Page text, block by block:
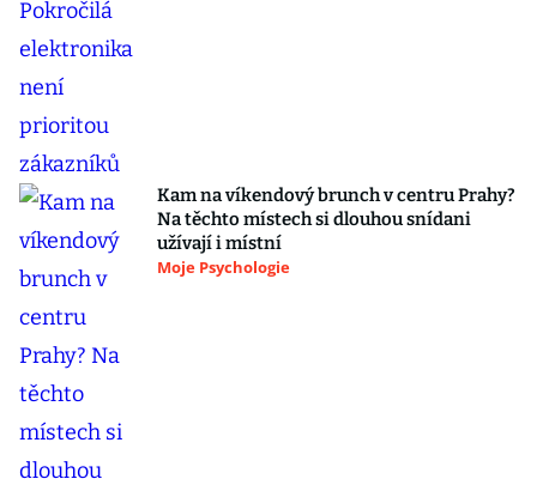
Kam na víkendový brunch v centru Prahy?
Na těchto místech si dlouhou snídani
užívají i místní
Moje Psychologie